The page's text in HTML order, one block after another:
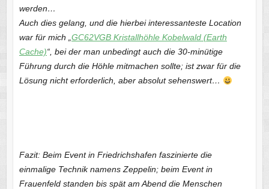
werden…
Auch dies gelang, und die hierbei interessanteste Location
war für mich „ GC62VGB Kristallhöhle Kobelwald (Earth
Cache)“, bei der man unbedingt auch die 30-minütige
Führung durch die Höhle mitmachen sollte; ist zwar für die
Lösung nicht erforderlich, aber absolut sehenswert…
Fazit: Beim Event in Friedrichshafen faszinierte die
einmalige Technik namens Zeppelin; beim Event in
Frauenfeld standen bis spät am Abend die Menschen